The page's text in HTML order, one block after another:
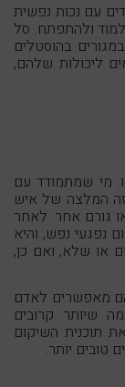
עם נכות נפשית
ולהתפתח. סל
בהוסטלים
ליכולות שלהם,
מי שמתמודד עם
זה המלצה של איש
גורם אחר. לאחר
נפגעי נפש, והיא
או שלא, ואם כן,
מאפשרים לאדם
שיותר קרובים
תוכנית השיקום
טובים יותר.